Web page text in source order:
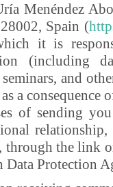
Menéndez
Spain (
it is
(including
and
a
of sending
through the link
Data Protection